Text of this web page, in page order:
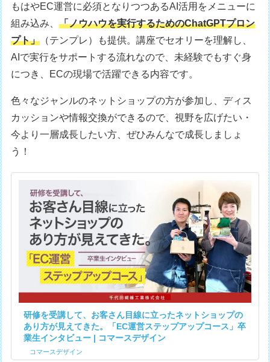
もはやEC運営に必須となりつつあるAI活用をメニューに
組み込み、「ノウハウを実行するためのChatGPTプロン
プト」 （テンプレ）も提供。講座でセオリーを理解し、
AIで実行をサポートする流れなので、未経験でもすぐ身
につき、ECの現場で活躍できる内容です。
色々なジャンルのネットショップの方が参加し、ディス
カッションや情報交換ができるので、視野を広げたい・
今より一層成長したい方、ぜひみんなで成長しましょ
う！
研修を受講して、お客さん目線に立ったネットショップの
あり方が見えてきた。「EC運営ステップアップコース」卒
業生インタビュー | コマースデザイン
コマースデザイン